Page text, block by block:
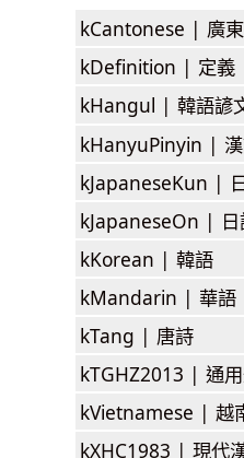
kCantonese | 廣
kDefinition | 定義
kHangul | 韓語諺
kHanyuPinyin |
kJapaneseKun |
kJapaneseOn |
kKorean | 韓語
kMandarin | 華語
kTang | 唐詩
kTGHZ2013 | 通
kVietnamese | 越
kXHC1983 | 現代